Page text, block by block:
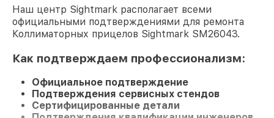
Наш центр Sightmark располагает всеми
официальными подтверждениями для ремонта
Коллиматорных прицелов Sightmark SM26043.
Как подтверждаем профессионализм:
Официальное подтверждение
Подтверждения сервисных стендов
Сертифицированные детали